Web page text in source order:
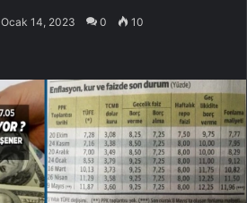
Ocak 14, 2023 0 10